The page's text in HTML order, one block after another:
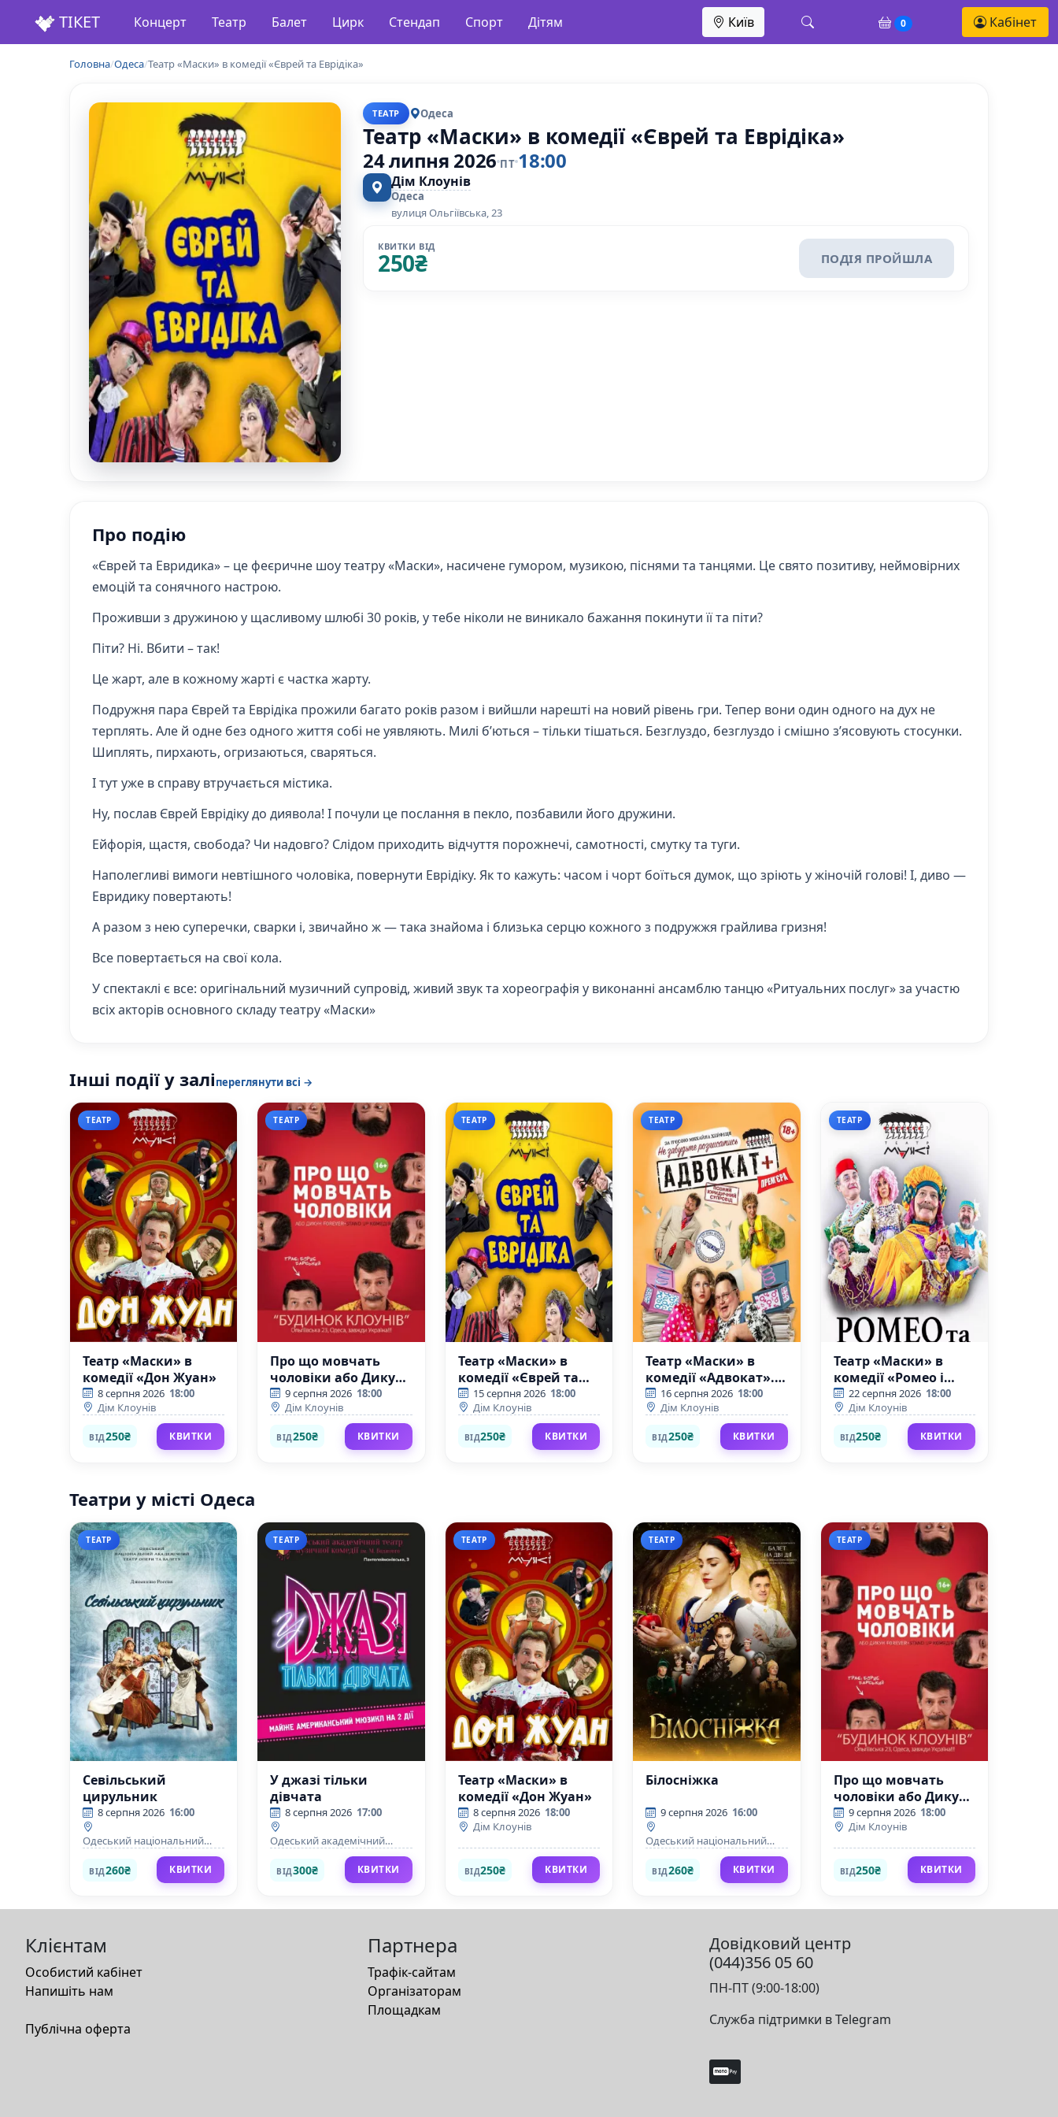
ТІКЕТ Концерт Театр Балет Цирк Стендап Спорт Дітям Київ 0 Кабінет
Головна/Одеса/Театр «Маски» в комедії «Єврей та Еврідіка»
ТЕАТР Одеса
Театр «Маски» в комедії «Єврей та Еврідіка»
24 липня 2026 ПТ 18:00
Дім Клоунів
Одеса
вулиця Ольгіївська, 23
КВИТКИ ВІД
250₴ ПОДІЯ ПРОЙШЛА
Про подію
«Єврей та Евридика» – це феєричне шоу театру «Маски», насичене гумором, музикою, піснями та танцями. Це свято позитиву, неймовірних
емоцій та сонячного настрою.
Проживши з дружиною у щасливому шлюбі 30 років, у тебе ніколи не виникало бажання покинути її та піти?
Піти? Ні. Вбити – так!
Це жарт, але в кожному жарті є частка жарту.
Подружня пара Єврей та Еврідіка прожили багато років разом і вийшли нарешті на новий рівень гри. Тепер вони один одного на дух не
терплять. Але й одне без одного життя собі не уявляють. Милі б’ються – тільки тішаться. Безглуздо, безглуздо і смішно з’ясовують стосунки.
Шиплять, пирхають, огризаються, сваряться.
І тут уже в справу втручається містика.
Ну, послав Єврей Еврідіку до диявола! І почули це послання в пекло, позбавили його дружини.
Ейфорія, щастя, свобода? Чи надовго? Слідом приходить відчуття порожнечі, самотності, смутку та туги.
Наполегливі вимоги невтішного чоловіка, повернути Еврідіку. Як то кажуть: часом і чорт боїться думок, що зріють у жіночій голові! І, диво —
Евридику повертають!
А разом з нею суперечки, сварки і, звичайно ж — така знайома і близька серцю кожного з подружжя грайлива гризня!
Все повертається на свої кола.
У спектаклі є все: оригінальний музичний супровід, живий звук та хореографія у виконанні ансамблю танцю «Ритуальних послуг» за участю
всіх акторів основного складу театру «Маски»
Інші події у заліпереглянути всі →
ТЕАТР
Театр «Маски» в
комедії «Дон Жуан»
8 серпня 2026 18:00
Дім Клоунів
ВІД250₴ КВИТКИ
ТЕАТР
Про що мовчать
чоловіки або Дикун
Forever
9 серпня 2026 18:00
Дім Клоунів
ВІД250₴ КВИТКИ
ТЕАТР
Театр «Маски» в
комедії «Єврей та
Еврідіка»
15 серпня 2026 18:00
Дім Клоунів
ВІД250₴ КВИТКИ
ТЕАТР
Театр «Маски» в
комедії «Адвокат».
Прем`єра
16 серпня 2026 18:00
Дім Клоунів
ВІД250₴ КВИТКИ
ТЕАТР
Театр «Маски» в
комедії «Ромео і
Джульєтта»
22 серпня 2026 18:00
Дім Клоунів
ВІД250₴ КВИТКИ
Театри у місті Одеса
ТЕАТР
Севільський
цирульник
8 серпня 2026 16:00
Одеський національний
академічний театр опери та
балету
ВІД260₴ КВИТКИ
ТЕАТР
У джазі тільки
дівчата
8 серпня 2026 17:00
Одеський академічний
театр музичної комедії імені
М. Водяного
ВІД300₴ КВИТКИ
ТЕАТР
Театр «Маски» в
комедії «Дон Жуан»
8 серпня 2026 18:00
Дім Клоунів
ВІД250₴ КВИТКИ
ТЕАТР
Білосніжка
9 серпня 2026 16:00
Одеський національний
академічний театр опери та
балету
ВІД260₴ КВИТКИ
ТЕАТР
Про що мовчать
чоловіки або Дикун
Forever
9 серпня 2026 18:00
Дім Клоунів
ВІД250₴ КВИТКИ
Клієнтам
Особистий кабінет
Напишіть нам
Публічна оферта
Партнера
Трафік-сайтам
Організаторам
Площадкам
Довідковий центр
(044)356 05 60
ПН-ПТ (9:00-18:00)
Служба підтримки в Telegram